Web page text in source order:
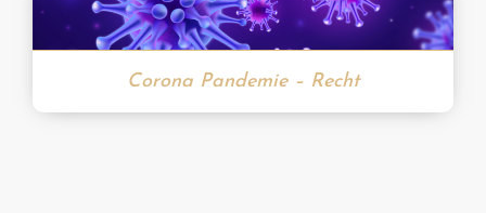
Corona Pandemie – Recht